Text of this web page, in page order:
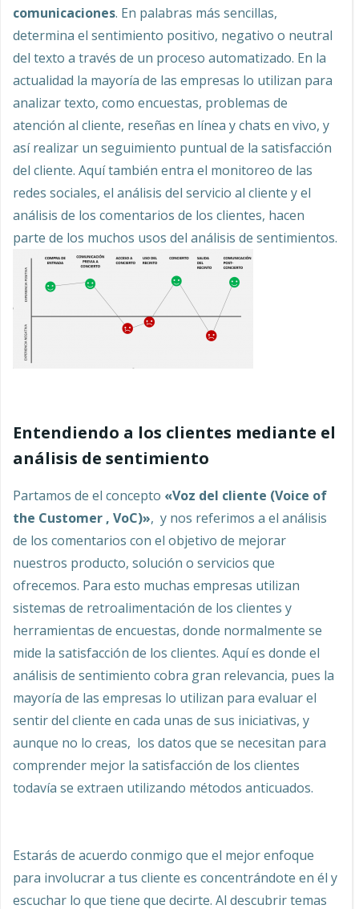
comunicaciones. En palabras más sencillas,
determina el sentimiento positivo, negativo o neutral
del texto a través de un proceso automatizado. En la
actualidad la mayoría de las empresas lo utilizan para
analizar texto, como encuestas, problemas de
atención al cliente, reseñas en línea y chats en vivo, y
así realizar un seguimiento puntual de la satisfacción
del cliente. Aquí también entra el monitoreo de las
redes sociales, el análisis del servicio al cliente y el
análisis de los comentarios de los clientes, hacen
parte de los muchos usos del análisis de sentimientos.
Entendiendo a los clientes mediante el
análisis de sentimiento
Partamos de el concepto «Voz del cliente (Voice of
the Customer , VoC)», y nos referimos a el análisis
de los comentarios con el objetivo de mejorar
nuestros producto, solución o servicios que
ofrecemos. Para esto muchas empresas utilizan
sistemas de retroalimentación de los clientes y
herramientas de encuestas, donde normalmente se
mide la satisfacción de los clientes. Aquí es donde el
análisis de sentimiento cobra gran relevancia, pues la
mayoría de las empresas lo utilizan para evaluar el
sentir del cliente en cada unas de sus iniciativas, y
aunque no lo creas, los datos que se necesitan para
comprender mejor la satisfacción de los clientes
todavía se extraen utilizando métodos anticuados.
Estarás de acuerdo conmigo que el mejor enfoque
para involucrar a tus cliente es concentrándote en él y
escuchar lo que tiene que decirte. Al descubrir temas